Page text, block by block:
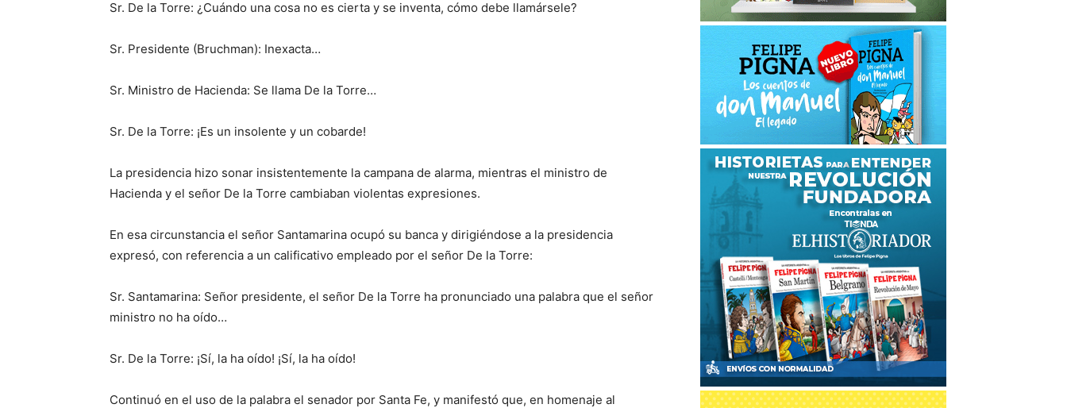
Sr. De la Torre: ¿Cuándo una cosa no es cierta y se inventa, cómo debe llamársele?
Sr. Presidente (Bruchman): Inexacta…
Sr. Ministro de Hacienda: Se llama De la Torre…
Sr. De la Torre: ¡Es un insolente y un cobarde!
La presidencia hizo sonar insistentemente la campana de alarma, mientras el ministro de
Hacienda y el señor De la Torre cambiaban violentas expresiones.
En esa circunstancia el señor Santamarina ocupó su banca y dirigiéndose a la presidencia
expresó, con referencia a un calificativo empleado por el señor De la Torre:
Sr. Santamarina: Señor presidente, el señor De la Torre ha pronunciado una palabra que el señor
ministro no ha oído…
Sr. De la Torre: ¡Sí, la ha oído! ¡Sí, la ha oído!
Continuó en el uso de la palabra el senador por Santa Fe, y manifestó que, en homenaje al